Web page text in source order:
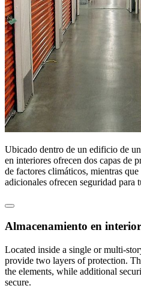
Ubicado dentro de un edificio de
en interiores ofrecen dos capas de
de factores climáticos, mientras
adicionales ofrecen seguridad para
Almacenamiento en
Located inside a single or multi-
provide two layers of protection.
the elements, while additional
secure.